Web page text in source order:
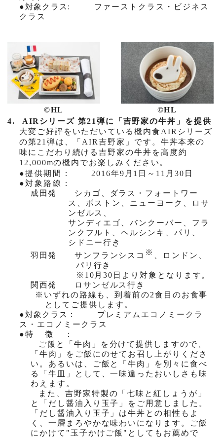
● 対象クラス :
ファーストクラス・ビジネス
クラス
©HL
©HL
4.
AIRシリーズ 第21弾に「吉野家の牛丼」を提供
大変ご好評をいただいている機内食AIR シリーズ
の第21弾は、「AIR吉野家」です。牛丼本来の
味にこだわり続ける吉野家の牛丼を高度約
12,000mの機内でお楽しみください。
●提供期間 ： 2016年9 月 1 日～ 11 月 30 日
● 対象路線
：
成田発
シカゴ、ダラス・フォートワー
ス、ボストン、ニューヨーク、ロサ
ンゼルス、
サンディエゴ、バンクーバー、フラ
ンクフルト、ヘルシンキ、パリ、
シドニー行き
羽田発
サンフランシスコ ※
、ロンドン、
パリ行き
※ 10 月30 日より対象となります。
関西発
ロサンゼルス行き
※いずれの路線も、到着前の2食目のお食事
としてご提供します。
● 対象クラス ：
プレミアムエコノミークラ
ス・エコノミークラス
●特徴
：
ご飯と「牛肉」を分けて提供しますので、
「牛肉」をご飯にのせてお召し上がりくださ
い。あるいは、ご飯と「牛肉」を別々に食べ
る「牛皿」として、一味違ったおいしさも味
わえます。
また、吉野家特製の「七味と紅しょうが」
と「だし醤油入り玉子」をご用意しました。
「だし醤油入り玉子」は牛丼との相性もよ
く、一層まろやかな味わいになります。ご飯
にかけて"玉子かけご飯"としてもお薦めで